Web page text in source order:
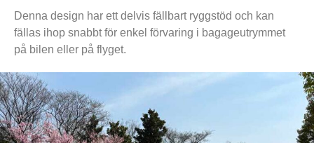
Denna design har ett delvis fällbart ryggstöd och kan
fällas ihop snabbt för enkel förvaring i bagageutrymmet
på bilen eller på flyget.